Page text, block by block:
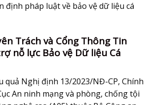
định pháp luật về bảo vệ dữ liệu cá
Trách và Cổng Thông Tin
nỗ lực Bảo vệ Dữ liệu Cá
quả Nghị định 13/2023/NĐ-CP, Chính
An ninh mạng và phòng, chống tội